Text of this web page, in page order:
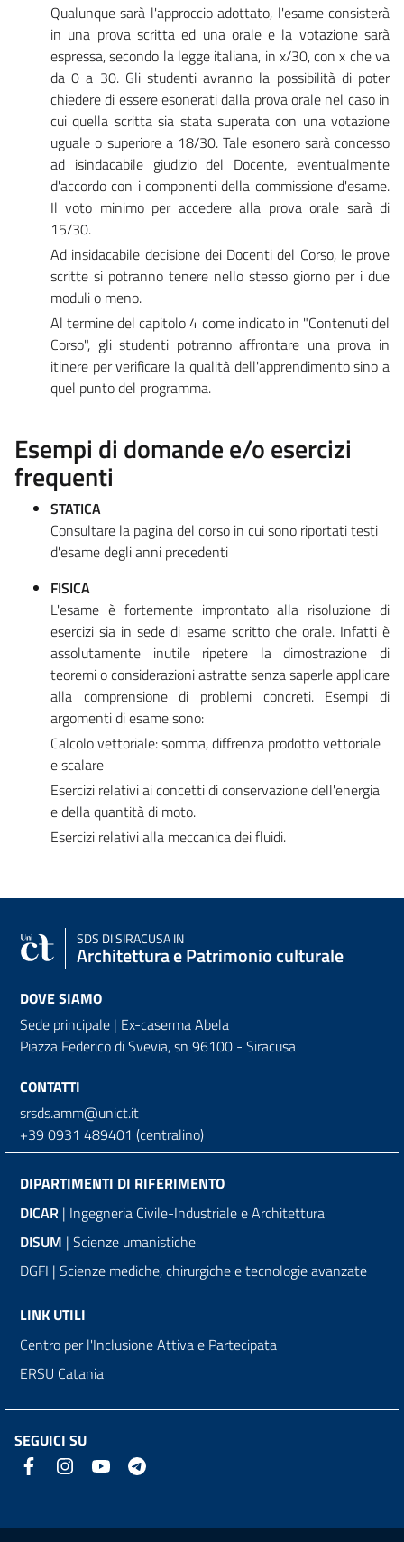
Qualunque sarà l'approccio adottato, l'esame consisterà
in una prova scritta ed una orale e la votazione sarà
espressa, secondo la legge italiana, in x/30, con x che va
da 0 a 30. Gli studenti avranno la possibilità di poter
chiedere di essere esonerati dalla prova orale nel caso in
cui quella scritta sia stata superata con una votazione
uguale o superiore a 18/30. Tale esonero sarà concesso
ad isindacabile giudizio del Docente, eventualmente
d'accordo con i componenti della commissione d'esame.
Il voto minimo per accedere alla prova orale sarà di
15/30.
Ad insidacabile decisione dei Docenti del Corso, le prove
scritte si potranno tenere nello stesso giorno per i due
moduli o meno.
Al termine del capitolo 4 come indicato in "Contenuti del
Corso", gli studenti potranno affrontare una prova in
itinere per verificare la qualità dell'apprendimento sino a
quel punto del programma.
Esempi di domande e/o esercizi
frequenti
STATICA
Consultare la pagina del corso in cui sono riportati testi
d'esame degli anni precedenti
FISICA
L'esame è fortemente improntato alla risoluzione di
esercizi sia in sede di esame scritto che orale. Infatti è
assolutamente inutile ripetere la dimostrazione di
teoremi o considerazioni astratte senza saperle applicare
alla comprensione di problemi concreti. Esempi di
argomenti di esame sono:
Calcolo vettoriale: somma, diffrenza prodotto vettoriale
e scalare
Esercizi relativi ai concetti di conservazione dell'energia
e della quantità di moto.
Esercizi relativi alla meccanica dei fluidi.
SDS DI SIRACUSA IN
Architettura e Patrimonio culturale
DOVE SIAMO
Sede principale | Ex-caserma Abela
Piazza Federico di Svevia, sn 96100 - Siracusa
CONTATTI
srsds.amm@unict.it
+39 0931 489401 (centralino)
DIPARTIMENTI DI RIFERIMENTO
DICAR | Ingegneria Civile-Industriale e Architettura
DISUM | Scienze umanistiche
DGFI | Scienze mediche, chirurgiche e tecnologie avanzate
LINK UTILI
Centro per l'Inclusione Attiva e Partecipata
ERSU Catania
SEGUICI SU